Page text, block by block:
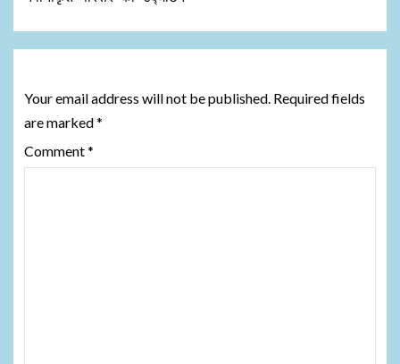
Your email address will not be published. Required fields
are marked*
Comment*